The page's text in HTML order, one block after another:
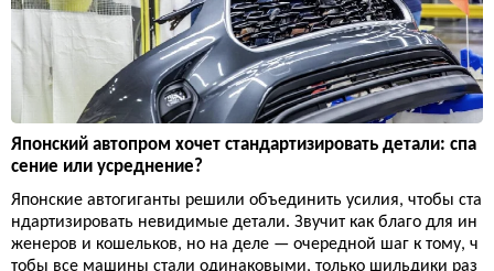
Японский автопром хочет стандартизировать детали: спа
сение или усреднение?
Японские автогиганты решили объединить усилия, чтобы ста
ндартизировать невидимые детали. Звучит как благо для ин
женеров и кошельков, но на деле — очередной шаг к тому, ч
тобы все машины стали одинаковыми, только шильдики раз